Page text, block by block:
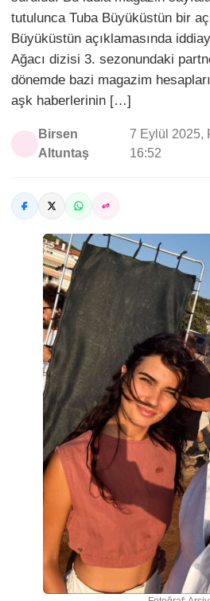
tutulunca Tuba Büyüküstün bir
Büyüküstün açıklamasında
Ağacı dizisi 3. sezonundaki
dönemde bazi magazim
aşk haberlerinin […]
Birsen
Altuntaş
7 Eylül 2025,
16:52